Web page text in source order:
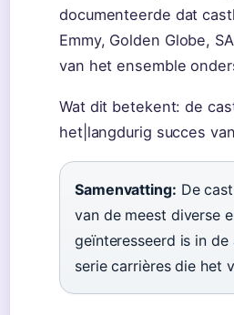
documenteerde dat
Emmy, Golden Globe,
van het ensemble
Wat dit betekent: de
het|langdurig succes
Samenvatting: De
van de meest diverse
geïnteresseerd is in
serie carrières die het